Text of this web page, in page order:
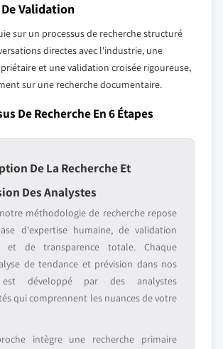
Validation
sur un processus de recherche structuré
directes avec l'industrie, une
et une validation croisée rigoureuse,
sur une recherche documentaire.
De Recherche En 6 Étapes
De La Recherche Et
Des Analystes
méthodologie de recherche repose
d'expertise humaine, de validation
et de transparence totale. Chaque
de tendance et prévision dans nos
développé par des analystes
qui comprennent les nuances de votre
intègre une recherche primaire